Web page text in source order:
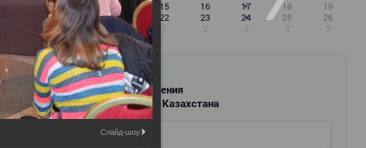
13
14 15 16 17 18
19
20
21 22 23 24 25
26
27
28 1 2 3 4 5
РАССЫЛКА
Новости и изменения
для бухгалтеров Казахстана
Введите ваш e-mail
Слайд-шоу: